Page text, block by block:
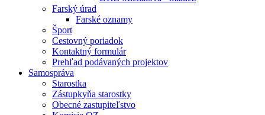
Farský úrad
Farské oznamy
Šport
Cestovný poriadok
Kontaktný formulár
Prehľad podávaných projektov
Samospráva
Starostka
Zástupkyňa starostky
Obecné zastupiteľstvo